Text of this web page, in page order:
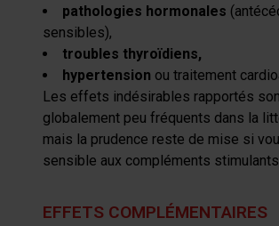
pathologies hormonales
sensibles),
troubles thyroïdiens,
hypertension ou traitement
Les effets indésirables rapportés
globalement peu fréquents dans la
mais la prudence reste de mise si
sensible aux compléments
EFFETS COMPLÉMENTAIRES